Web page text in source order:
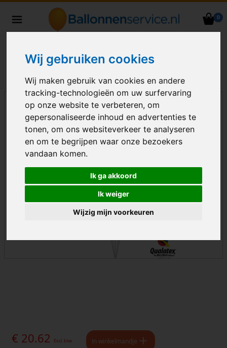
Wij gebruiken cookies
Wij maken gebruik van cookies en andere
tracking-technologieën om uw surfervaring
op onze website te verbeteren, om
gepersonaliseerde inhoud en advertenties te
tonen, om ons websiteverkeer te analyseren
en om te begrijpen waar onze bezoekers
vandaan komen.
Ik ga akkoord
Ik weiger
Wijzig mijn voorkeuren
0
Nederland
€ 20.62 Excl. btw In winkelmandje